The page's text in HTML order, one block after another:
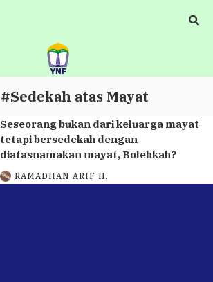
#Sedekah atas Mayat
Seseorang bukan dari keluarga mayat
tetapi bersedekah dengan
diatasnamakan mayat, Bolehkah?
RAMADHAN ARIF H.